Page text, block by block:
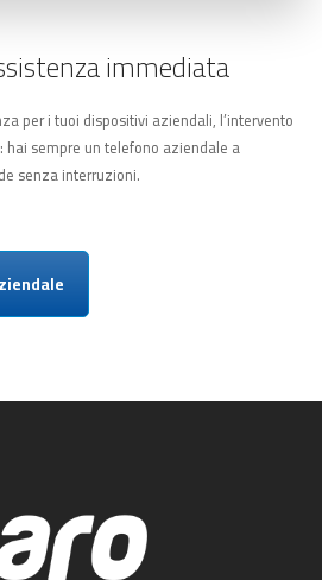
immediata
per i tuoi dispositivi aziendali, l’intervento
hai sempre un telefono aziendale a
senza interruzioni.